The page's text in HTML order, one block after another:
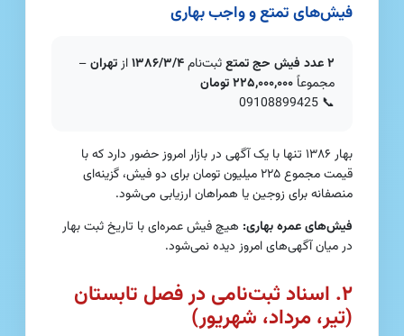
فیش‌های تمتع و واجب بهاری
۲ عدد فیش حج تمتع ثبت‌نام۱۳۸۶/۳/۴ازتهران–
مجموعاً۲۲۵,۰۰۰,۰۰۰ تومان
📞
09108899425
بهار ۱۳۸۶ تنها با یک آگهی در بازار امروز حضور دارد که با
قیمت مجموع ۲۲۵ میلیون تومان برای دو فیش، گزینه‌ای
منصفانه برای زوجین یا همراهان ارزیابی می‌شود.
فیش‌های عمره بهاری: هیچ فیش عمره‌ای با تاریخ ثبت بهار
در میان آگهی‌های امروز دیده نمی‌شود.
۲. اسناد ثبت‌نامی در فصل تابستان
(تیر، مرداد، شهریور)